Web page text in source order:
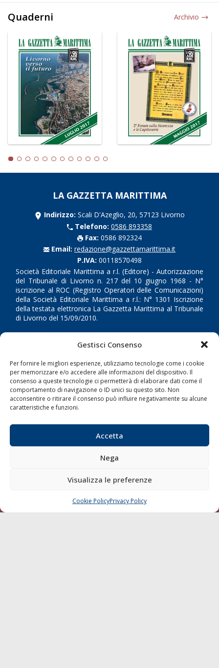
Gestisci Consenso
Per fornire le migliori esperienze, utilizziamo tecnologie come i cookie
per memorizzare e/o accedere alle informazioni del dispositivo. Il
consenso a queste tecnologie ci permetterà di elaborare dati come il
comportamento di navigazione o ID unici su questo sito. Non
acconsentire o ritirare il consenso può influire negativamente su alcune
caratteristiche e funzioni.
Accetta
Nega
Visualizza le preferenze
Cookie PolicyPrivacy Policy
Quaderni Archivio
LA GAZZETTA MARITTIMA
Indirizzo: Scali D'Azeglio, 20, 57123 Livorno
Telefono: 0586 893358
Fax: 0586 892324
Email: redazione@gazzettamarittima.it
P.IVA: 00118570498
Società Editoriale Marittima a r.l. (Editore) - Autorizzazione
del Tribunale di Livorno n. 217 del 10 giugno 1968 - N°
iscrizione al ROC (Registro Operatori delle Comunicazioni)
della Società Editoriale Marittima a r.l.: N° 1301 Iscrizione
della testata elettronica La Gazzetta Marittima al Tribunale
di Livorno del 15/09/2010.
LINK
Shipping
Porti/Interporti
Trasporti
Sostenibilità
Compagnie di Navigazione
Chi siamo
Contatti
CHIAMA SCRIVI